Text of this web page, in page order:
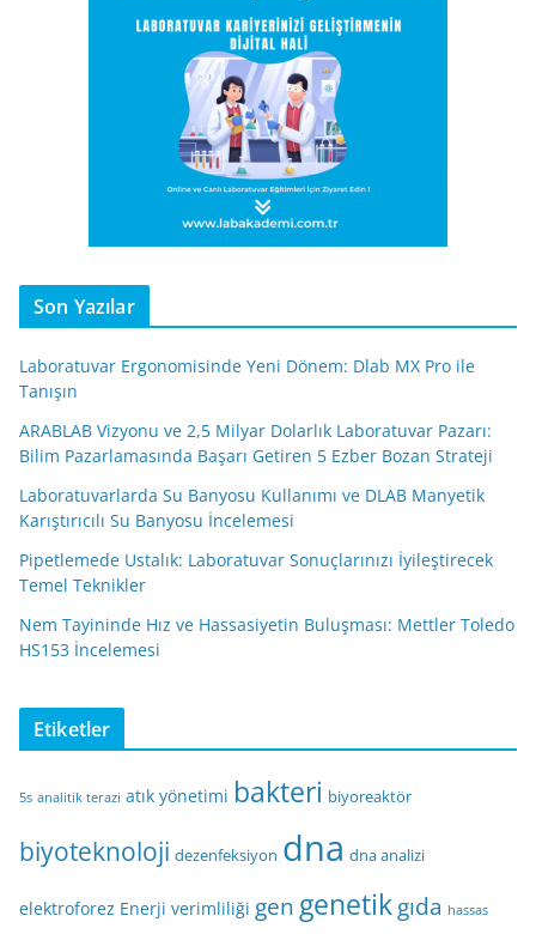
Son Yazılar
Laboratuvar Ergonomisinde Yeni Dönem: Dlab MX Pro ile
Tanışın
ARABLAB Vizyonu ve 2,5 Milyar Dolarlık Laboratuvar Pazarı:
Bilim Pazarlamasında Başarı Getiren 5 Ezber Bozan Strateji
Laboratuvarlarda Su Banyosu Kullanımı ve DLAB Manyetik
Karıştırıcılı Su Banyosu İncelemesi
Pipetlemede Ustalık: Laboratuvar Sonuçlarınızı İyileştirecek
Temel Teknikler
Nem Tayininde Hız ve Hassasiyetin Buluşması: Mettler Toledo
HS153 İncelemesi
Etiketler
5s analitik terazi atık yönetimi bakteri biyoreaktör
biyoteknoloji dezenfeksiyon dna dna analizi
elektroforez Enerji verimliliği gen genetikgıda hassas